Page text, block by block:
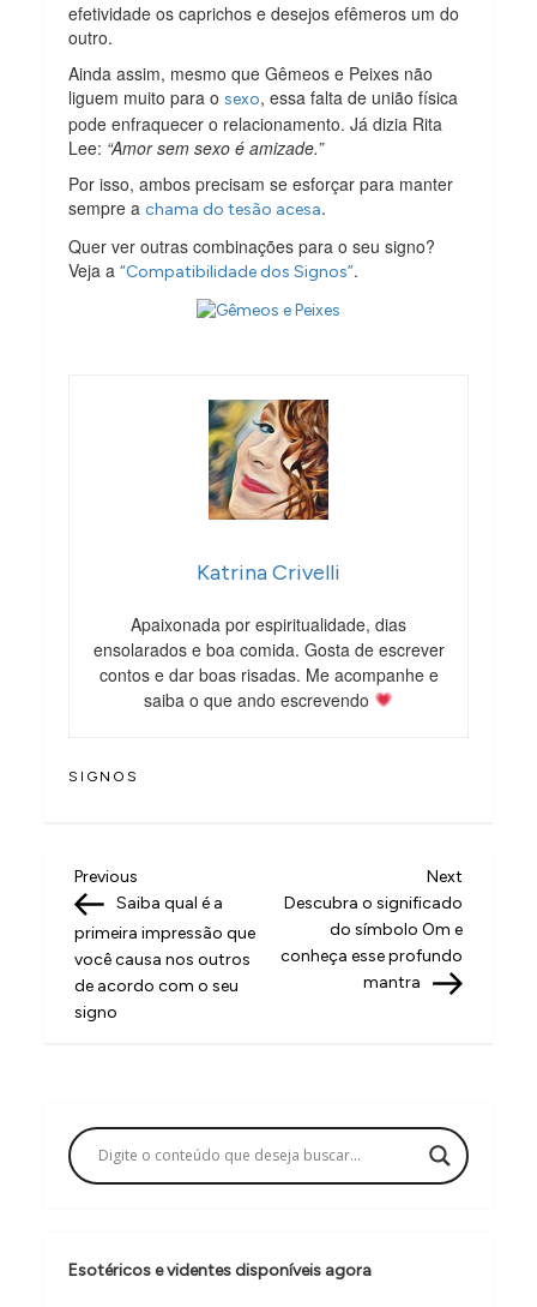
efetividade os caprichos e desejos efêmeros um do
outro.
Ainda assim, mesmo que Gêmeos e Peixes não
liguem muito para osexo, essa falta de união física
pode enfraquecer o relacionamento. Já dizia Rita
Lee: “Amor sem sexo é amizade.”
Por isso, ambos precisam se esforçar para manter
sempre achama do tesão acesa.
Quer ver outras combinações para o seu signo?
Veja a“Compatibilidade dos Signos”.
Katrina Crivelli
Apaixonada por espiritualidade, dias
ensolarados e boa comida. Gosta de escrever
contos e dar boas risadas. Me acompanhe e
saiba o que ando escrevendo
SIGNOS
N
a
v
e
ç
ã
o
e
Previous
Post
Previous
Saiba qual é a
primeira impressão que
você causa nos outros
de acordo com o seu
signo
Next
Post
Next
Descubra o significado
do símbolo Om e
conheça esse profundo
mantra
Esotéricos e videntes disponíveis agora